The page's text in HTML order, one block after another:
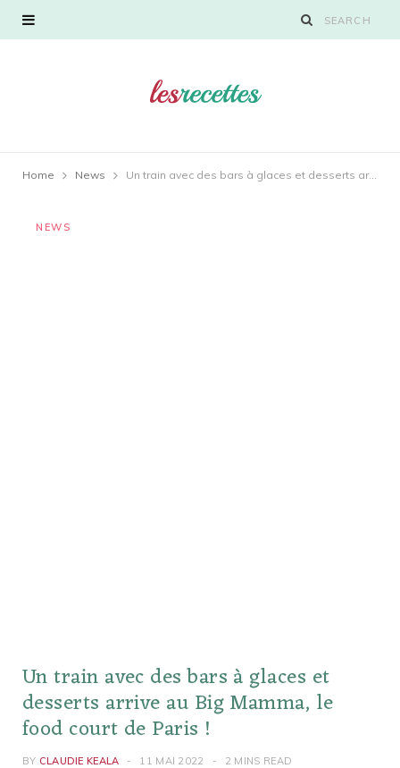
Home News Un train avec des bars à glaces et desserts arrive au Big Mamma, le food court de Paris !
NEWS
Un train avec des bars à glaces et
desserts arrive au Big Mamma, le
food court de Paris !
BY CLAUDIE KEALA 11 MAI 2022 2 MINS READ